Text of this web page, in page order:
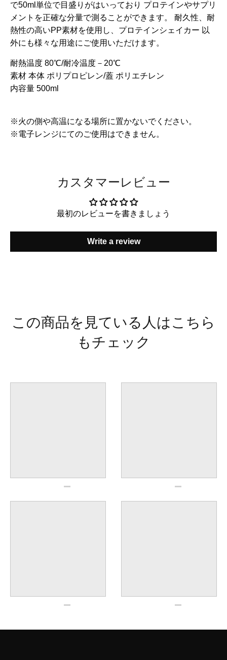
で50ml単位で目盛りがはいっており プロテインやサプリ
メントを正確な分量で測ることができます。 耐久性、耐
熱性の高いPP素材を使用し、プロテインシェイカー 以
外にも様々な用途にご使用いただけます。
耐熱温度 80℃/耐冷温度－20℃
素材 本体 ポリプロピレン/蓋 ポリエチレン
内容量 500ml
※火の側や高温になる場所に置かないでください。
※電子レンジにてのご使用はできません。
カスタマーレビュー
最初のレビューを書きましょう
Write a review
この商品を見ている人はこちら
もチェック